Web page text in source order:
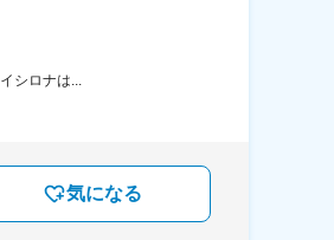
シロナは...
気になる